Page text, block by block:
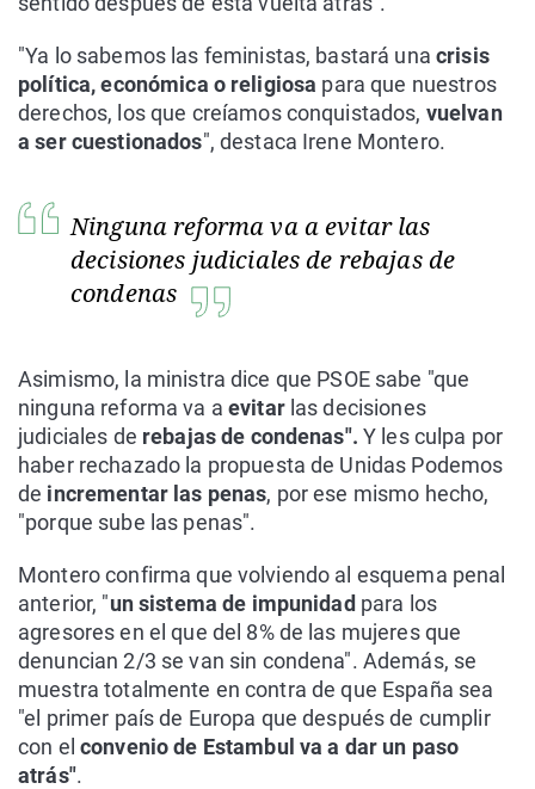
"Ya lo sabemos las feministas, bastará unacrisis
política, económica o religiosa para que nuestros
derechos, los que creíamos conquistados, vuelvan
a ser cuestionados", destaca Irene Montero.
Ninguna reforma va a evitar las
decisiones judiciales de rebajas de
condenas
Asimismo, la ministra dice que PSOE sabe "que
ninguna reforma va a evitarlas decisiones
judiciales de rebajas de condenas". Y les culpa por
haber rechazado la propuesta de Unidas Podemos
de incrementar las penas, por ese mismo hecho,
"porque sube las penas".
Montero confirma que volviendo al esquema penal
anterior, "un sistema de impunidad para los
agresores en el que del 8% de las mujeres que
denuncian 2/3 se van sin condena". Además, se
muestra totalmente en contra de que España sea
"el primer país de Europa que después de cumplir
con el convenio de Estambul va a dar un paso
atrás".